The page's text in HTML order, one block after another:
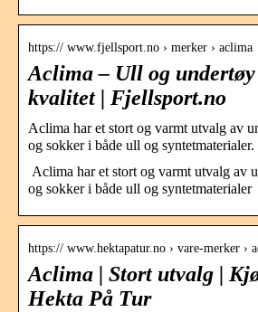
https:// www.fjellsport.no › merker › aclima
Aclima – Ull og
kvalitet | Fjellsport.no
Aclima har et stort og varmt utvalg av
og sokker i både ull og syntetmaterialer.
Aclima har et stort og varmt utvalg av
og sokker i både ull og syntetmaterialer
https:// www.hektapatur.no › vare-merker ›
Aclima | Stort utvalg |
Hekta På Tur